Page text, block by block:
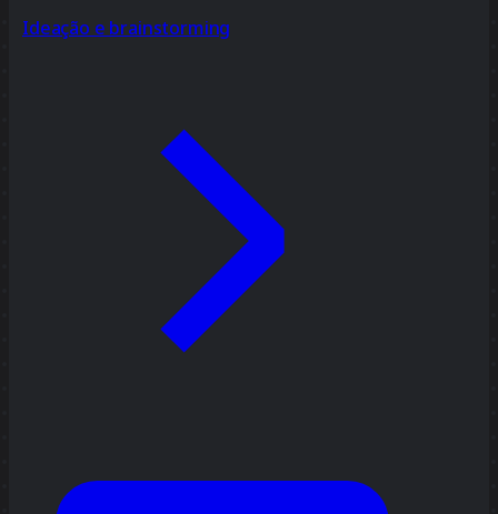
Ideação e brainstorming